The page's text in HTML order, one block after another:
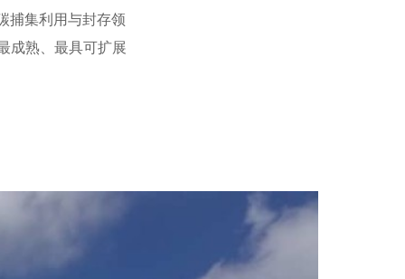
捕集利用与封存领
成熟、最具可扩展